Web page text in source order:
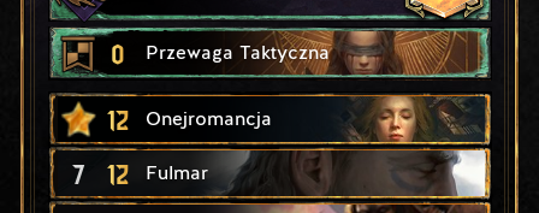
0 Przewaga Taktyczna
12 Onejromancja
7 12 Fulmar